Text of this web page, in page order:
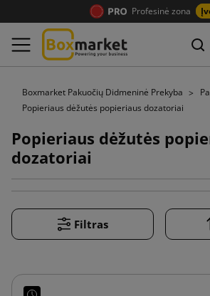
Profesinė zona
Boxmarket Pakuočių Didmeninė Prekyba
Popieriaus dėžutės popieriaus dozatoriai
Popieriaus dėžutės
dozatoriai
Filtras